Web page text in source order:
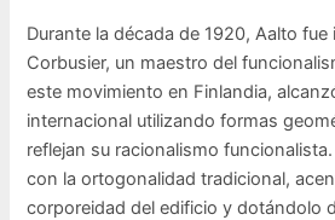
Durante la década de 1920, Aalto
Corbusier, un maestro del
este movimiento en Finlandia,
internacional utilizando formas
reflejan su racionalismo
con la ortogonalidad tradicional,
corporeidad del edificio y dotándolo